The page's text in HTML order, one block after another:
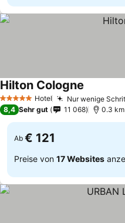
5 Sterne Hotel Nur wenige
Hilton Cologne
8,4 Sehr gut 11 068 0.3
Ab € 121
Preise von 17 Websites